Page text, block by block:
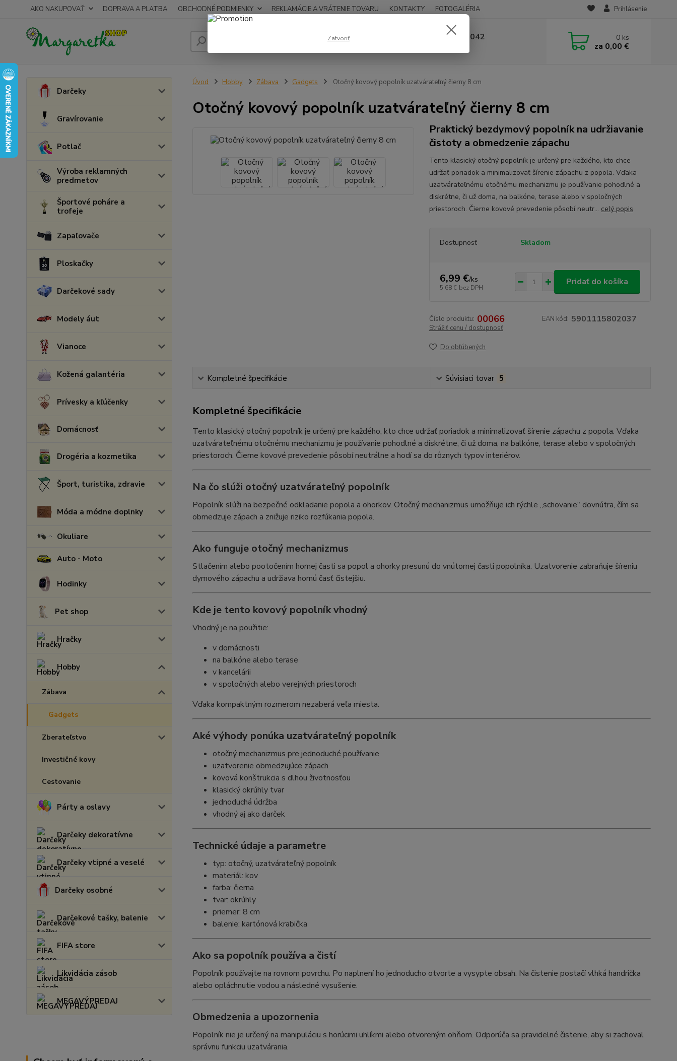
AKO NAKUPOVAŤ DOPRAVA A PLATBA OBCHODNÉ PODMIENKY REKLAMÁCIE A VRÁTENIE TOVARU KONTAKTY FOTOGALÉRIA Prihlásenie
Hľadať 0948 236 042 0 ks
za 0,00 €
Darčeky
Gravírovanie
Potlač
Výroba reklamných
predmetov
Športové poháre a
trofeje
Zapaľovače
Ploskačky
Darčekové sady
Modely áut
Vianoce
Kožená galantéria
Prívesky a kľúčenky
Domácnosť
Drogéria a kozmetika
Šport, turistika, zdravie
Móda a módne doplnky
Okuliare
Auto - Moto
Hodinky
Pet shop
Hračky
Hobby
Zábava
Gadgets
Zberateľstvo
Investičné kovy
Cestovanie
Párty a oslavy
Darčeky dekoratívne
Darčeky vtipné a veselé
Darčeky osobné
Darčekové tašky, balenie
FIFA store
Likvidácia zásob
MEGAVÝPREDAJ
Úvod Hobby Zábava Gadgets Otočný kovový popolník uzatvárateľný čierny 8 cm
Otočný kovový popolník uzatvárateľný čierny 8 cm
Praktický bezdymový popolník na udržiavanie
čistoty a obmedzenie zápachu
Tento klasický otočný popolník je určený pre každého, kto chce
udržať poriadok a minimalizovať šírenie zápachu z popola. Vďaka
uzatvárateľnému otočnému mechanizmu je používanie pohodlné a
diskrétne, či už doma, na balkóne, terase alebo v spoločných
priestoroch. Čierne kovové prevedenie pôsobí neutr... celý popis
Dostupnosť Skladom
6,99 €/ks
5,68 € bez DPH
Pridať do košíka
Číslo produktu: 00066 EAN kód: 5901115802037
Strážiť cenu / dostupnosť
Do obľúbených
Kompletné špecifikácie Súvisiaci tovar 5
Kompletné špecifikácie
Tento klasický otočný popolník je určený pre každého, kto chce udržať poriadok a minimalizovať šírenie zápachu z popola. Vďaka
uzatvárateľnému otočnému mechanizmu je používanie pohodlné a diskrétne, či už doma, na balkóne, terase alebo v spoločných
priestoroch. Čierne kovové prevedenie pôsobí neutrálne a hodí sa do rôznych typov interiérov.
Na čo slúži otočný uzatvárateľný popolník
Popolník slúži na bezpečné odkladanie popola a ohorkov. Otočný mechanizmus umožňuje ich rýchle „schovanie“ dovnútra, čím sa
obmedzuje zápach a znižuje riziko rozfúkania popola.
Ako funguje otočný mechanizmus
Stlačením alebo pootočením hornej časti sa popol a ohorky presunú do vnútornej časti popolníka. Uzatvorenie zabraňuje šíreniu
dymového zápachu a udržiava hornú časť čistejšiu.
Kde je tento kovový popolník vhodný
Vhodný je na použitie:
v domácnosti
na balkóne alebo terase
v kancelárii
v spoločných alebo verejných priestoroch
Vďaka kompaktným rozmerom nezaberá veľa miesta.
Aké výhody ponúka uzatvárateľný popolník
otočný mechanizmus pre jednoduché používanie
uzatvorenie obmedzujúce zápach
kovová konštrukcia s dlhou životnosťou
klasický okrúhly tvar
jednoduchá údržba
vhodný aj ako darček
Technické údaje a parametre
typ: otočný, uzatvárateľný popolník
materiál: kov
farba: čierna
tvar: okrúhly
priemer: 8 cm
balenie: kartónová krabička
Ako sa popolník používa a čistí
Popolník používajte na rovnom povrchu. Po naplnení ho jednoducho otvorte a vysypte obsah. Na čistenie postačí vlhká handrička
alebo opláchnutie vodou a následné vysušenie.
Obmedzenia a upozornenia
Popolník nie je určený na manipuláciu s horúcimi uhlíkmi alebo otvoreným ohňom. Odporúča sa pravidelné čistenie, aby si zachoval
správnu funkciu uzatvárania.
Zatvoriť